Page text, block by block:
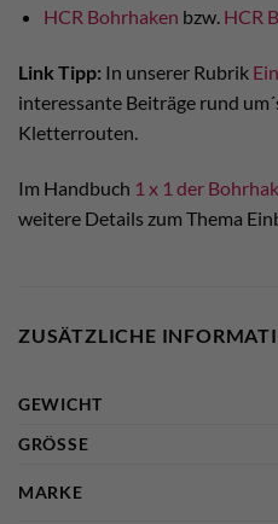
HCR Bohrhaken bzw. HCR
Link Tipp: In unserer Rubrik
interessante Beiträge rund
Kletterrouten.
Im Handbuch 1 x 1 der
weitere Details zum Thema
ZUSÄTZLICHE
GEWICHT
GRÖSSE
MARKE